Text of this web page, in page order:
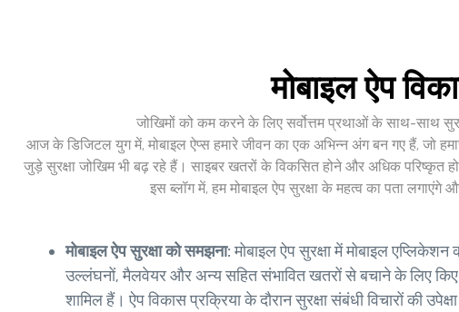
मोबाइल ऐप
जोखिमों को कम करने के लिए सर्वोत्तम प्रथाओं के साथ-साथ
आज के डिजिटल युग में, मोबाइल ऐप्स हमारे जीवन का एक अभिन्न अंग बन गए हैं, जो
जुड़े सुरक्षा जोखिम भी बढ़ रहे हैं। साइबर खतरों के विकसित होने और अधिक परिष्कृत
इस ब्लॉग में, हम मोबाइल ऐप सुरक्षा के महत्व का पता
मोबाइल ऐप सुरक्षा को समझना:मोबाइल ऐप सुरक्षा में मोबाइल
उल्लंघनों, मैलवेयर और अन्य सहित संभावित खतरों से बचाने के लिए
शामिल हैं। ऐप विकास प्रक्रिया के दौरान सुरक्षा संबंधी विचारों की